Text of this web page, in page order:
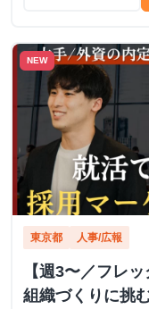
NEW
東京都 人事/広報
【週3〜／フレ
組織づくりに挑